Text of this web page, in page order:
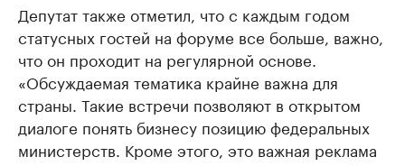
Депутат также отметил, что с каждым годом
статусных гостей на форуме все больше, важно,
что он проходит на регулярной основе.
«Обсуждаемая тематика крайне важна для
страны. Такие встречи позволяют в открытом
диалоге понять бизнесу позицию федеральных
министерств. Кроме этого, это важная реклама